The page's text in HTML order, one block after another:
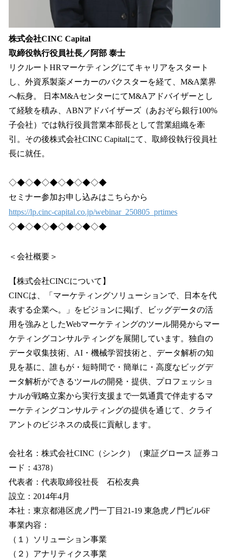
株式会社CINC Capital
取締役執行役員社長／阿部 泰士
リクルートHRマーケティングにてキャリアをスタート
し、外資系製薬メーカーのバクスターを経て、M&A業界
へ転身。 日本M&AセンターにてM&Aアドバイザーとし
て経験を積み、ABNアドバイザーズ（あおぞら銀行100%
子会社）では執行役員営業本部長として営業組織を牽
引。その後株式会社CINC Capitalにて、取締役執行役員社
長に就任。
◇◆◇◆◇◆◇◆◇◆◇◆
セミナー参加お申し込みはこちらから
https://lp.cinc-capital.co.jp/webinar_250805_prtimes
◇◆◇◆◇◆◇◆◇◆◇◆
＜会社概要＞
【株式会社CINCについて】
CINCは、「マーケティングソリューションで、日本を代
表する企業へ。」をビジョンに掲げ、ビッグデータの活
用を強みとしたWebマーケティングのツール開発からマー
ケティングコンサルティングを展開しています。独自の
データ収集技術、AI・機械学習技術と、データ解析の知
見を基に、誰もが・短時間で・簡単に・高度なビッグデ
ータ解析ができるツールの開発・提供、プロフェッショ
ナルが戦略立案から実行支援まで一気通貫で伴走するマ
ーケティングコンサルティングの提供を通じて、クライ
アントのビジネスの成長に貢献します。
会社名：株式会社CINC（シンク）（東証グロース 証券コ
ード：4378）
代表者：代表取締役社長 石松友典
設立：2014年4月
本社：東京都港区虎ノ門一丁目21-19 東急虎ノ門ビル6F
事業内容：
（１）ソリューション事業
（２）アナリティクス事業